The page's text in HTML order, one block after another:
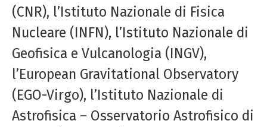
(CNR), l’Istituto Nazionale di Fisica
Nucleare (INFN), l’Istituto Nazionale di
Geofisica e Vulcanologia (INGV),
l’European Gravitational Observatory
(EGO-Virgo), l’Istituto Nazionale di
Astrofisica – Osservatorio Astrofisico di